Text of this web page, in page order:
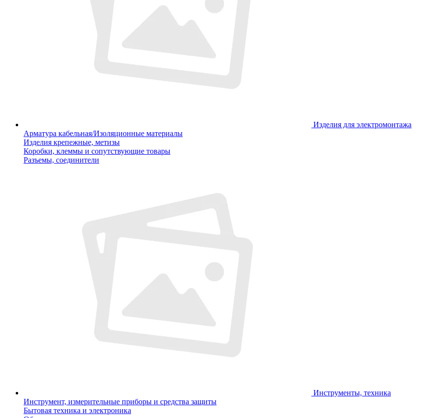
Изделия для электромонтажа
Арматура кабельная/Изоляционные материалы
Изделия крепежные, метизы
Коробки, клеммы и сопутствующие товары
Разъемы, соединители
Инструменты, техника
Инструмент, измерительные приборы и средства защиты
Бытовая техника и электроника